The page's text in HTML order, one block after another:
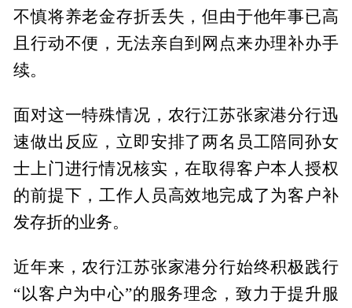
不慎将养老金存折丢失，但由于他年事已高
且行动不便，无法亲自到网点来办理补办手
续。
面对这一特殊情况，农行江苏张家港分行迅
速做出反应，立即安排了两名员工陪同孙女
士上门进行情况核实，在取得客户本人授权
的前提下，工作人员高效地完成了为客户补
发存折的业务。
近年来，农行江苏张家港分行始终积极践行
“以客户为中心”的服务理念，致力于提升服